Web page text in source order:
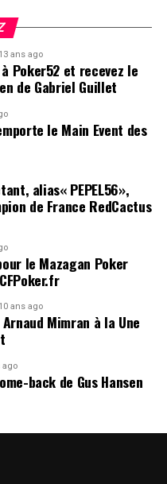
13 ans ago
Poker52 et recevez le
de Gabriel Guillet
le Main Event des
alias« PEPEL56»,
de France RedCactus
le Mazagan Poker
10 ans ago
Mimran à la Une
ago
back de Gus Hansen